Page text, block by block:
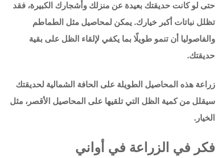
حتى لو كانت حديقتك بعيدة عن منزلك وأشجارك الكبيرة، فقد
تظلل نباتات أكبر خيارك. يمكن لمحاصيل مثل الطماطم
والفاصوليا أن تنمو طويلًا بما يكفي لإلقاء الظل على بقية
حديقتك.
زراعة هذه المحاصيل الطويلة على الحافة الشمالية لحديقتك
سيقلل من كمية الظل التي تلقيها على المحاصيل الأقصر، مثل
الخيار.
فكر في الزراعة في أواني